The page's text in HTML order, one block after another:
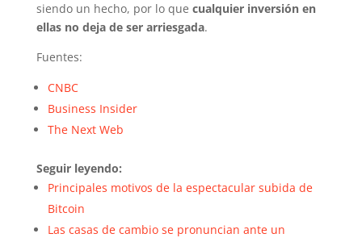
siendo un hecho, por lo que cualquier inversión en
ellas no deja de ser arriesgada.
Fuentes:
CNBC
Business Insider
The Next Web
Seguir leyendo:
Principales motivos de la espectacular subida de
Bitcoin
Las casas de cambio se pronuncian ante un